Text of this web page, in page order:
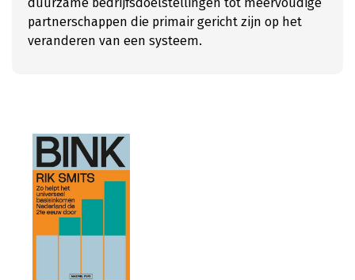
partnerschappen die primair gericht zijn op het
veranderen van een systeem.